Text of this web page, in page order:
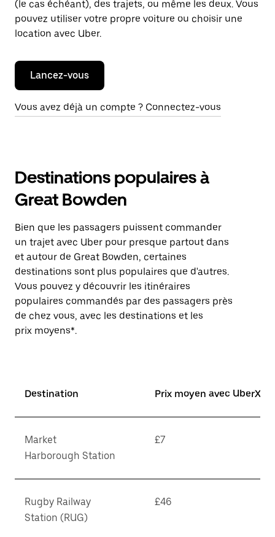
(le cas échéant), des trajets, ou même les deux. Vous
pouvez utiliser votre propre voiture ou choisir une
location avec Uber.
Lancez-vous
Vous avez déjà un compte ? Connectez-vous
Destinations populaires à
Great Bowden
Bien que les passagers puissent commander
un trajet avec Uber pour presque partout dans
et autour de Great Bowden, certaines
destinations sont plus populaires que d'autres.
Vous pouvez y découvrir les itinéraires
populaires commandés par des passagers près
de chez vous, avec les destinations et les
prix moyens*.
Destination Prix moyen avec UberX*
Market
Harborough Station
£7
Rugby Railway
Station (RUG)
£46